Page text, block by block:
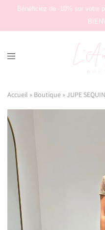
Bénéficiez de -10% sur votre
Accueil » Boutique »JUPE